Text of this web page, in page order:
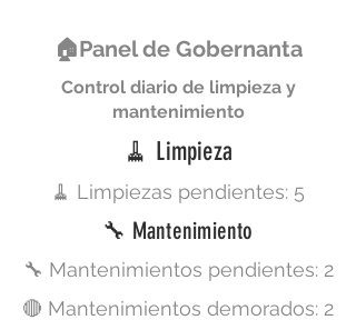
🏠Panel de Gobernanta
Control diario de limpieza y
mantenimiento
🧹 Limpieza
🧹 Limpiezas pendientes: 5
🔧 Mantenimiento
🔧 Mantenimientos pendientes: 2
🔴 Mantenimientos demorados: 2